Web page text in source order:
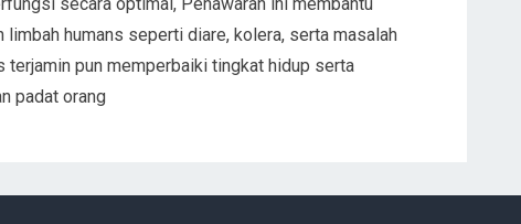
humans seperti diare, kolera, serta masalah
pun memperbaiki tingkat hidup serta
padat orang